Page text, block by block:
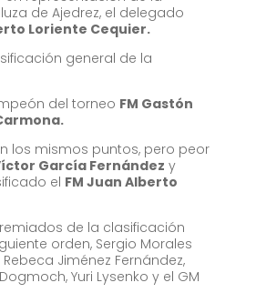
de Ajedrez, el delegado
Loriente Cequier.
general de la
del torneo FM Gastón
los mismos puntos, pero peor
García Fernández y
el FM Juan Alberto
de la clasificación
orden, Sergio Morales
Jiménez Fernández,
Yuri Lysenko y el GM